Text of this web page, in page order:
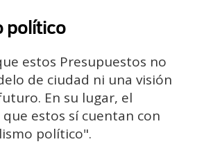
político
estos Presupuestos no
de ciudad ni una visión
En su lugar, el
estos sí cuentan con
político".